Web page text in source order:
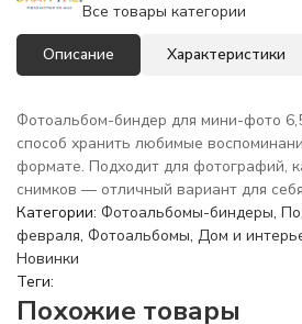
Все товары категории
Описание Характеристики
Фотоальбом-биндер для мини-фото
способ хранить любимые
формате. Подходит для фотографий,
снимков — отличный вариант для
Категории: Фотоальбомы-биндеры,
февраля, Фотоальбомы, Дом и
Новинки
Теги:
Похожие товары